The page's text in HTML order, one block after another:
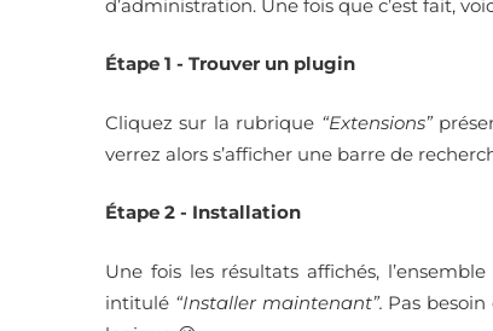
d’administration. Une fois que c’est fait,
Étape 1 - Trouver un plugin
Cliquez sur la rubrique “Extensions”
verrez alors s’afficher une barre de
Étape 2 - Installation
Une fois les résultats affichés,
intitulé “Installer maintenant”. Pas besoin